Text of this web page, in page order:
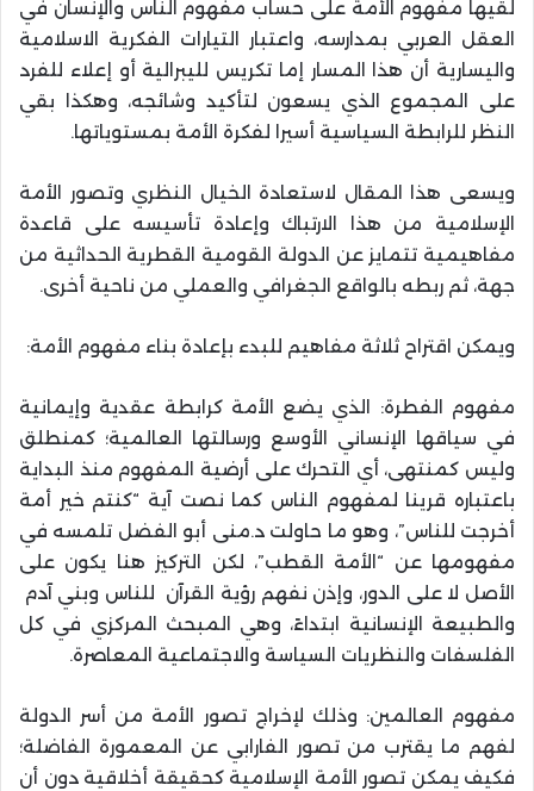
لقيها مفهوم الأمة على حساب مفهوم الناس والإنسان في
العقل العربي بمدارسه، واعتبار التيارات الفكرية الاسلامية
واليسارية أن هذا المسار إما تكريس لليبرالية أو إعلاء للفرد
على المجموع الذي يسعون لتأكيد وشائجه، وهكذا بقي
النظر للرابطة السياسية أسيرا لفكرة الأمة بمستوياتها.
ويسعى هذا المقال لاستعادة الخيال النظري وتصور الأمة
الإسلامية من هذا الارتباك وإعادة تأسيسه على قاعدة
مفاهيمية تتمايز عن الدولة القومية القطرية الحداثية من
جهة، ثم ربطه بالواقع الجغرافي والعملي من ناحية أخرى.
ويمكن اقتراح ثلاثة مفاهيم للبدء بإعادة بناء مفهوم الأمة:
مفهوم الفطرة: الذي يضع الأمة كرابطة عقدية وإيمانية
في سياقها الإنساني الأوسع ورسالتها العالمية؛ كمنطلق
وليس كمنتهى، أي التحرك على أرضية المفهوم منذ البداية
باعتباره قرينا لمفهوم الناس كما نصت آية “كنتم خير أمة
أخرجت للناس”، وهو ما حاولت د.منى أبو الفضل تلمسه في
مفهومها عن “الأمة القطب”، لكن التركيز هنا يكون على
الأصل لا على الدور، وإذن نفهم رؤية القرآن للناس وبني آدم
والطبيعة الإنسانية ابتداءً، وهي المبحث المركزي في كل
الفلسفات والنظريات السياسة والاجتماعية المعاصرة.
مفهوم العالمين: وذلك لإخراج تصور الأمة من أسر الدولة
لفهم ما يقترب من تصور الفارابي عن المعمورة الفاضلة؛
فكيف يمكن تصور الأمة الإسلامية كحقيقة أخلاقية دون أن